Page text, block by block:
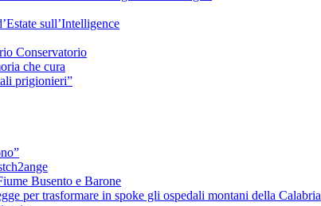
sull’Intelligence
Conservatorio
che cura
prigionieri”
Busento e Barone
per trasformare in spoke gli ospedali montani della Calabria